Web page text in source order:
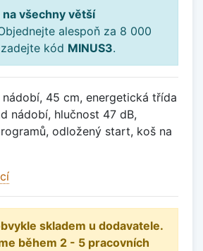
na všechny větší
alespoň za 8 000
kód MINUS3.
45 cm, energetická třída
nádobí, hlučnost 47 dB,
odložený start, koš na
skladem u dodavatele.
během 2 - 5 pracovních